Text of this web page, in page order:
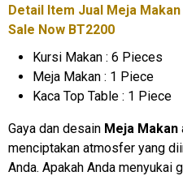
Detail Item Jual Meja
Sale Now BT2200
Kursi Makan : 6 Pieces
Meja Makan : 1 Piece
Kaca Top Table : 1 Piece
Gaya dan desain Meja Makan
menciptakan atmosfer yang
Anda. Apakah Anda menyukai